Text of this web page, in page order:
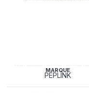
MARQUE
PEPLINK